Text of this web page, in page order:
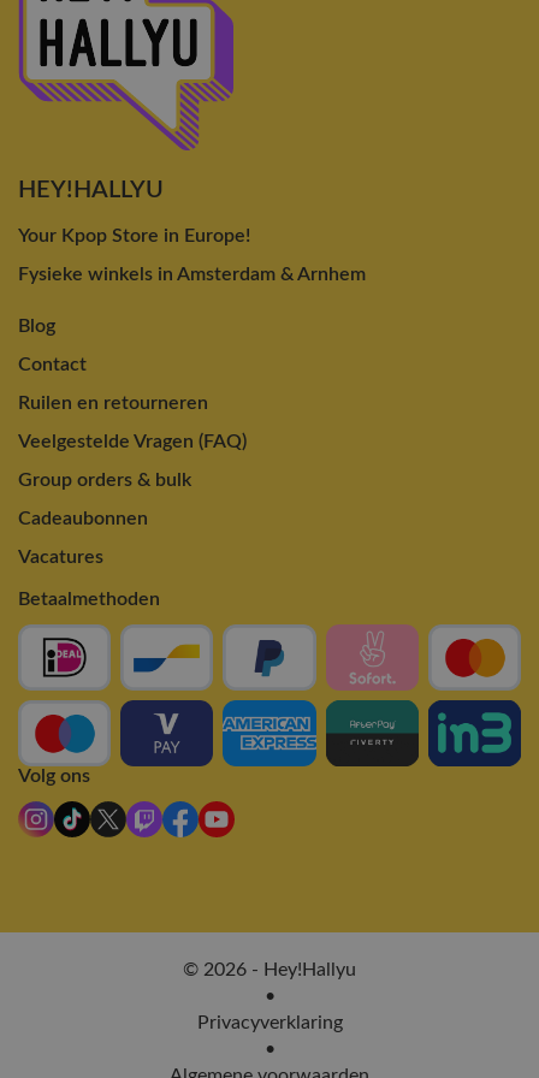
HEY!HALLYU
Your Kpop Store in Europe!
Fysieke winkels in Amsterdam & Arnhem
Blog
Contact
Ruilen en retourneren
Veelgestelde Vragen (FAQ)
Group orders & bulk
Cadeaubonnen
Vacatures
Betaalmethoden
Volg ons
© 2026 - Hey!Hallyu
•
Privacyverklaring
•